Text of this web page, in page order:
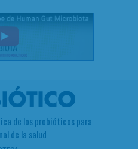
de los probióticos para
de la salud